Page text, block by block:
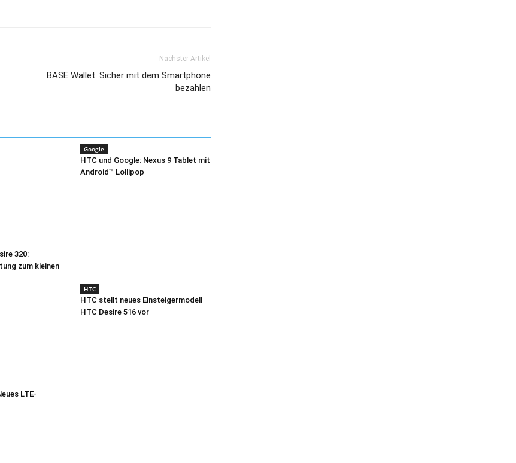
Nächster Artikel
BASE Wallet: Sicher mit dem Smartphone
bezahlen
320:
zum kleinen
Google
HTC und Google: Nexus 9 Tablet mit
Android™ Lollipop
LTE-
HTC
HTC stellt neues Einsteigermodell
HTC Desire 516 vor